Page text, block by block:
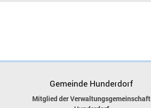
Gemeinde Hunderdorf
Mitglied der Verwaltungsgemeinschaft